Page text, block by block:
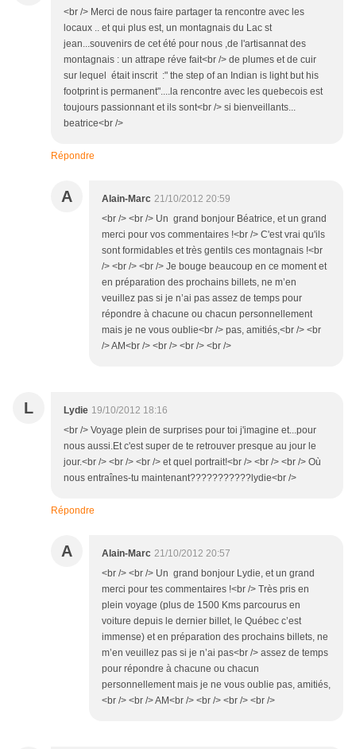
<br /> Merci de nous faire partager ta rencontre avec les
locaux .. et qui plus est, un montagnais du Lac st
jean...souvenirs de cet été pour nous ,de l'artisannat des
montagnais : un attrape réve fait<br /> de plumes et de cuir
sur lequel était inscrit :" the step of an Indian is light but his
footprint is permanent"....la rencontre avec les quebecois est
toujours passionnant et ils sont<br /> si bienveillants...
beatrice<br />
Répondre
A Alain-Marc 21/10/2012 20:59
<br /> <br /> Un grand bonjour Béatrice, et un grand
merci pour vos commentaires !<br /> C'est vrai qu'ils
sont formidables et très gentils ces montagnais !<br
/> <br /> <br /> Je bouge beaucoup en ce moment et
en préparation des prochains billets, ne m’en
veuillez pas si je n’ai pas assez de temps pour
répondre à chacune ou chacun personnellement
mais je ne vous oublie<br /> pas, amitiés,<br /> <br
/> AM<br /> <br /> <br /> <br />
L Lydie 19/10/2012 18:16
<br /> Voyage plein de surprises pour toi j'imagine et...pour
nous aussi.Et c'est super de te retrouver presque au jour le
jour.<br /> <br /> <br /> et quel portrait!<br /> <br /> <br /> Où
nous entraînes-tu maintenant???????????lydie<br />
Répondre
A Alain-Marc 21/10/2012 20:57
<br /> <br /> Un grand bonjour Lydie, et un grand
merci pour tes commentaires !<br /> Très pris en
plein voyage (plus de 1500 Kms parcourus en
voiture depuis le dernier billet, le Québec c’est
immense) et en préparation des prochains billets, ne
m’en veuillez pas si je n’ai pas<br /> assez de temps
pour répondre à chacune ou chacun
personnellement mais je ne vous oublie pas, amitiés,
<br /> <br /> AM<br /> <br /> <br /> <br />